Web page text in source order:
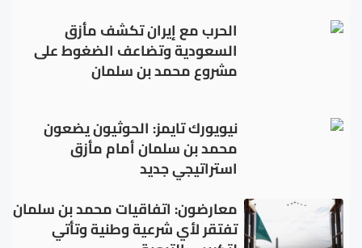
الحرب مع إيران تكشف مأزق
السعودية وتضاعف الضغوط على
مشروع محمد بن سلمان
نيويورك تايمز: الحوثيون يضعون
محمد بن سلمان أمام مأزق
استراتيجي جديد
معارضون: اتفاقيات محمد بن سلمان
تفتقر لأي شرعية وطنية وتأتي